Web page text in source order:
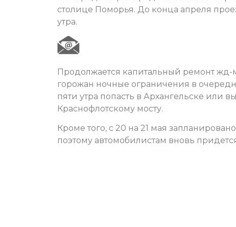
столице Поморья. До конца апреля
утра.
Продолжается капитальный ремонт
горожан ночные ограничения в
пяти утра попасть в Архангельске или
Краснофлотскому мосту.
Кроме того, с 20 на 21 мая
поэтому автомобилистам вновь